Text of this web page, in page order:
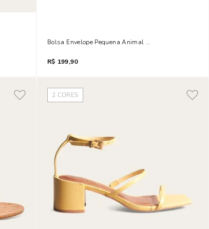
Bolsa Envelope Pequena Animal Print Cobra
R$ 199,90
2 CORES